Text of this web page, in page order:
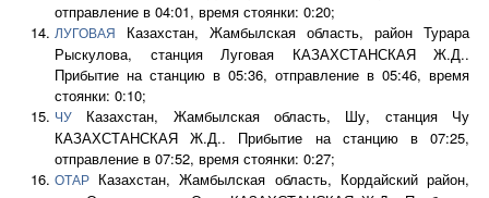
отправление в 04:01, время стоянки: 0:20;
ЛУГОВАЯ
Казахстан, Жамбылская область, район Турара
Рыскулова, станция Луговая КАЗАХСТАНСКАЯ Ж.Д..
Прибытие на станцию в 05:36, отправление в 05:46, время
стоянки: 0:10;
ЧУ
Казахстан, Жамбылская область, Шу, станция Чу
КАЗАХСТАНСКАЯ Ж.Д.. Прибытие на станцию в 07:25,
отправление в 07:52, время стоянки: 0:27;
ОТАР
Казахстан, Жамбылская область, Кордайский район,